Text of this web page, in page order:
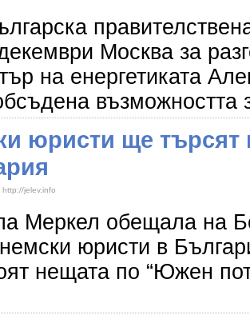
Москва за
на енергетиката
възможността
юристи ще търсят
jelev.info
Меркел обещала на
юристи в
нещата по “Южен